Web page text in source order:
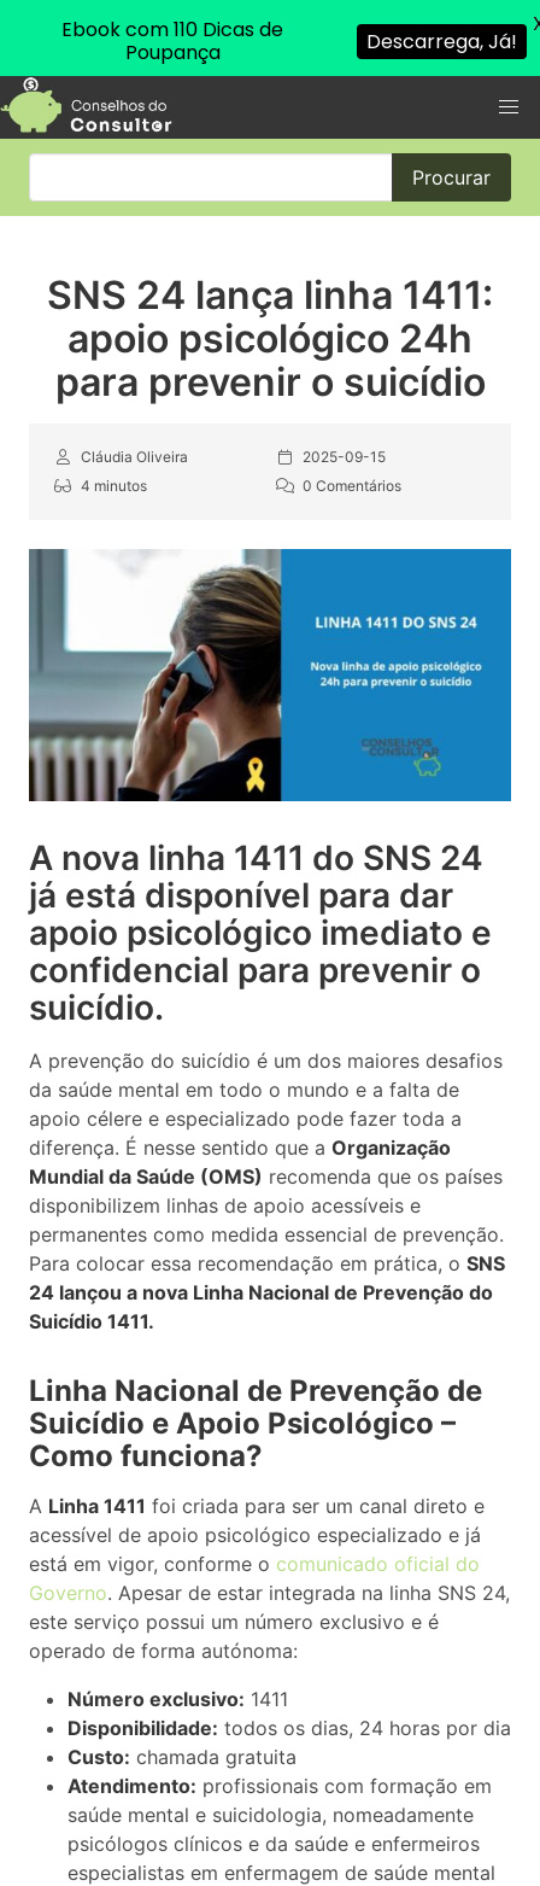
Procurar
SNS 24 lança linha 1411:
apoio psicológico 24h
para prevenir o suicídio
Cláudia Oliveira
2025-09-15
4 minutos
0 Comentários
A nova linha 1411 do SNS 24
já está disponível para dar
apoio psicológico imediato e
confidencial para prevenir o
suicídio.
A prevenção do suicídio é um dos maiores desafios
da saúde mental em todo o mundo e a falta de
apoio célere e especializado pode fazer toda a
diferença. É nesse sentido que a Organização
Mundial da Saúde (OMS) recomenda que os países
disponibilizem linhas de apoio acessíveis e
permanentes como medida essencial de prevenção.
Para colocar essa recomendação em prática, o SNS
24 lançou a nova Linha Nacional de Prevenção do
Suicídio 1411.
Linha Nacional de Prevenção de
Suicídio e Apoio Psicológico –
Como funciona?
A Linha 1411 foi criada para ser um canal direto e
acessível de apoio psicológico especializado e já
está em vigor, conforme o comunicado oficial do
Governo. Apesar de estar integrada na linha SNS 24,
este serviço possui um número exclusivo e é
operado de forma autónoma:
Número exclusivo: 1411
Disponibilidade: todos os dias, 24 horas por dia
Custo: chamada gratuita
Atendimento: profissionais com formação em
saúde mental e suicidologia, nomeadamente
psicólogos clínicos e da saúde e enfermeiros
especialistas em enfermagem de saúde mental
Ebook com 110 Dicas de
Poupança
Descarrega, Já!